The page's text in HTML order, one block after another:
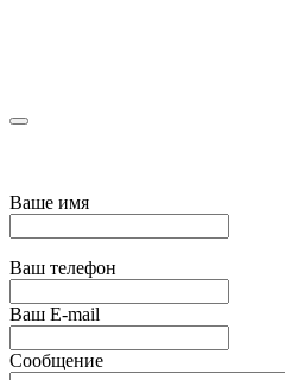
Ваше имя
Ваш телефон
Ваш E-mail
Сообщение